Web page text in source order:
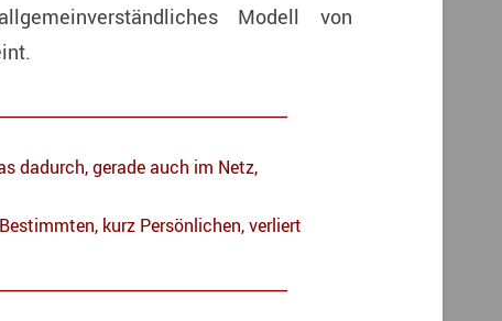
Modell von
dadurch, gerade auch im Netz,
kurz Persönlichen, verliert